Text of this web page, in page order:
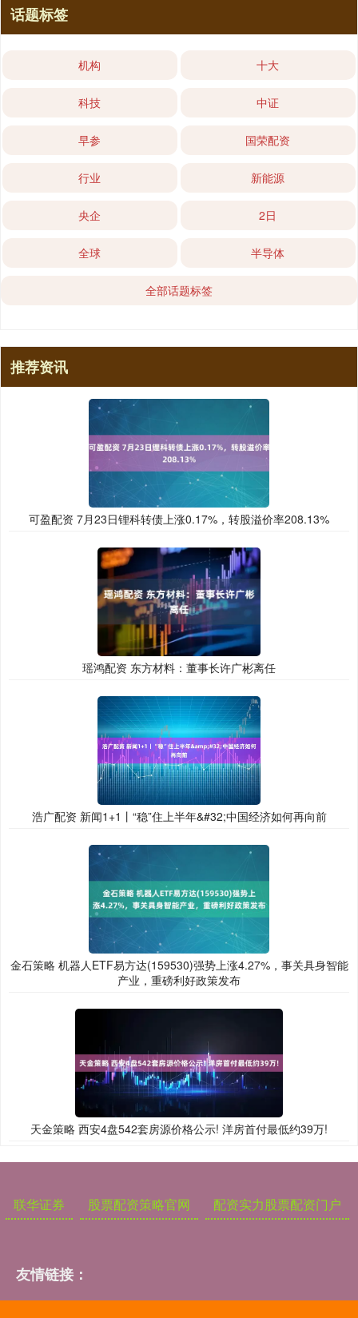
话题标签
机构 十大
科技 中证
早参 国荣配资
行业 新能源
央企 2日
全球 半导体
全部话题标签
推荐资讯
可盈配资 7月23日锂科转债上涨0.17%，转股溢价率208.13%
瑶鸿配资 东方材料：董事长许广彬离任
浩广配资 新闻1+1丨“稳”住上半年&#32;中国经济如何再向前
金石策略 机器人ETF易方达(159530)强势上涨4.27%，事关具身智能
产业，重磅利好政策发布
天金策略 西安4盘542套房源价格公示! 洋房首付最低约39万!
联华证券 股票配资策略官网 配资实力股票配资门户
友情链接：